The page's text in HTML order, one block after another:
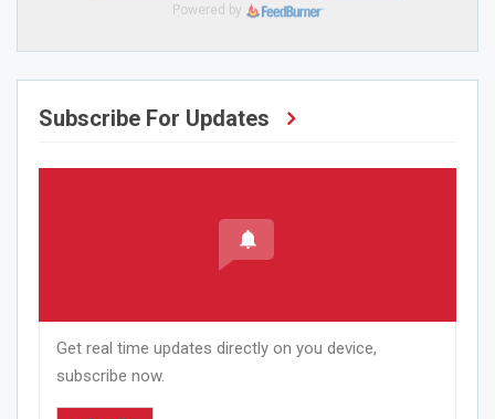
Powered by
Subscribe For Updates
Get real time updates directly on you device,
subscribe now.